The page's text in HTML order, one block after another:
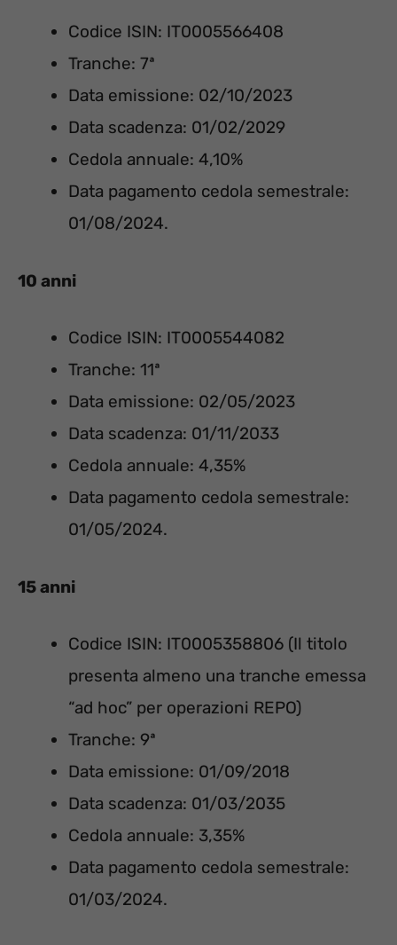
Codice ISIN: IT0005566408
Tranche: 7ª
Data emissione: 02/10/2023
Data scadenza: 01/02/2029
Cedola annuale: 4,10%
Data pagamento cedola semestrale:
01/08/2024.
10 anni
Codice ISIN: IT0005544082
Tranche: 11ª
Data emissione: 02/05/2023
Data scadenza: 01/11/2033
Cedola annuale: 4,35%
Data pagamento cedola semestrale:
01/05/2024.
15 anni
Codice ISIN: IT0005358806 (Il titolo
presenta almeno una tranche emessa
“ad hoc” per operazioni REPO)
Tranche: 9ª
Data emissione: 01/09/2018
Data scadenza: 01/03/2035
Cedola annuale: 3,35%
Data pagamento cedola semestrale:
01/03/2024.